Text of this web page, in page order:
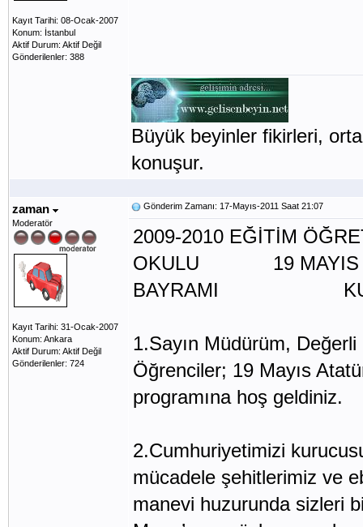
Kayıt Tarihi: 08-Ocak-2007
Konum: İstanbul
Aktif Durum: Aktif Değil
Gönderilenler: 388
Büyük beyinler fikirleri,
konuşur.
zaman
Moderatör
Kayıt Tarihi: 31-Ocak-2007
Konum: Ankara
Aktif Durum: Aktif Değil
Gönderilenler: 724
Gönderim Zamanı: 17-Mayıs-2011 Saat 21:07
2009-2010 EĞİTİM
OKULU 19 MAYIS
BAYRAMI
1.Sayın Müdürüm,
Öğrenciler; 19 Mayıs
programına hoş geldiniz.
2.Cumhuriyetimizi
mücadele şehitlerimiz ve
manevi huzurunda sizleri